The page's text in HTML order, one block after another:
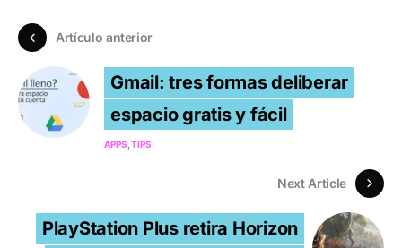
Artículo anterior
Gmail: tres formas deliberar
espacio gratis y fácil
APPS TIPS
Next Article
PlayStation Plus retira Horizon